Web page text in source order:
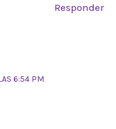
Responder
6:54 PM